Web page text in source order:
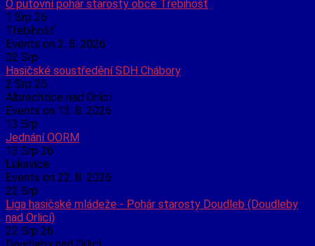
O putovní pohár starosty obce Třebihošť
1 Srp 26
Třebihošť
Events on 2. 8. 2026
02 Srp
Hasičské soustředění SDH Chábory
2 Srp 26
Albrechtice nad Orlicí
Events on 13. 8. 2026
13 Srp
Jednání OORM
13 Srp 26
Lukavice
Events on 22. 8. 2026
22 Srp
Liga hasičské mládeže - Pohár starosty Doudleb (Doudleby
nad Orlicí)
22 Srp 26